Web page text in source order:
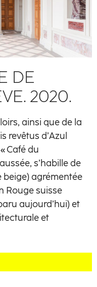
DE
2020.
ainsi que de la
revêtus d’Azul
Café du
s’habille de
beige) agrémentée
Rouge suisse
aujourd’hui) et
et